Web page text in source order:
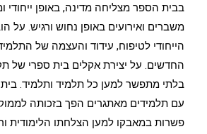
בבית הספר מצליחה מדינה, באופן ייחודי
משברים ואירועים באופן נחוש ורגיש. על
הייחודי לטיפוח, עידוד והעצמה של
החדשים. על יצירת אקלים בית ספרי של
בלתי מתפשר למען כל תלמיד ותלמיד.
עם תלמידים מאתגרים הפך בזכותה
פשרות במאבקו למען הצלחתו הלימודית